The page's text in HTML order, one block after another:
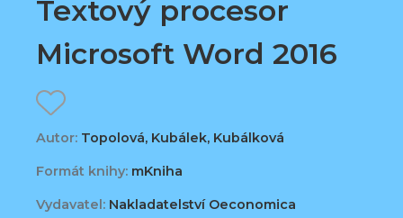
Textový procesor
Microsoft Word 2016
Autor: Topolová, Kubálek, Kubálková
Formát knihy: mKniha
Vydavatel: Nakladatelství Oeconomica